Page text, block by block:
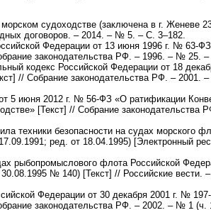
судоходстве (заключена в г. Женеве
договоров. – 2014. – № 5. – С. 3–182.
Федерации от 13 июня 1996 г. № 63-
законодательства РФ. – 1996. – № 25. –
кодекс Российской Федерации от 18
// Собрание законодательства РФ. – 2001.
5 июня 2012 г. № 56-ФЗ «О ратификации
[Текст] // Собрание
техники безопасности на судах морского
ред. от 18.04.1995) [Электронный
рыбопромыслового флота Российской
30.08.1995 № 140) [Текст] // Российские
Федерации от 30 декабря 2001 г. №
законодательства РФ. – 2002. – № 1 (ч.